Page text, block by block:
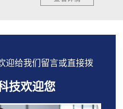
迎给我们留言或直接拨
技欢迎您